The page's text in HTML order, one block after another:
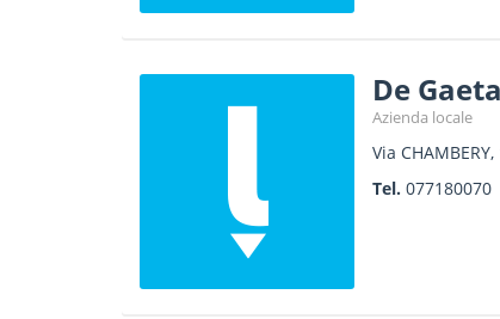
De
Azienda locale
Via CHAMBERY,
Tel. 077180070